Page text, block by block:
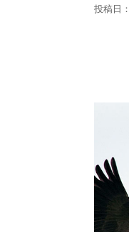
投稿日